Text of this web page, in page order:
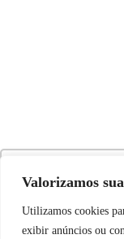
Utilizamos
experiência,
como você
personalizar
Valorizamos
Utilizamos cookies
exibir anúncios ou